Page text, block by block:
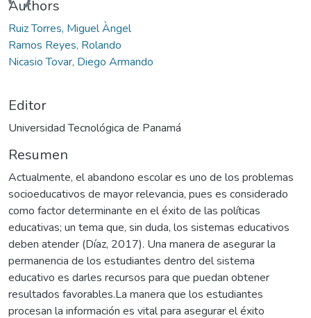
Authors
Ruiz Torres, Miguel Àngel
Ramos Reyes, Rolando
Nicasio Tovar, Diego Armando
Editor
Universidad Tecnológica de Panamá
Resumen
Actualmente, el abandono escolar es uno de los problemas
socioeducativos de mayor relevancia, pues es considerado
como factor determinante en el éxito de las políticas
educativas; un tema que, sin duda, los sistemas educativos
deben atender (Díaz, 2017). Una manera de asegurar la
permanencia de los estudiantes dentro del sistema
educativo es darles recursos para que puedan obtener
resultados favorables.La manera que los estudiantes
procesan la información es vital para asegurar el éxito